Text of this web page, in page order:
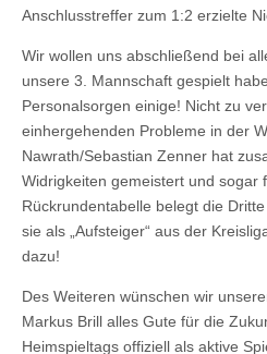
Anschlusstreffer zum 1:2 erzielte
Wir wollen uns abschließend bei
unsere 3. Mannschaft gespielt
Personalsorgen einige! Nicht zu
einhergehenden Probleme in der
Nawrath/Sebastian Zenner hat
Widrigkeiten gemeistert und
Rückrundentabelle belegt die
sie als „Aufsteiger“ aus der
dazu!
Des Weiteren wünschen wir
Markus Brill alles Gute für die
Heimspieltags offiziell als aktive